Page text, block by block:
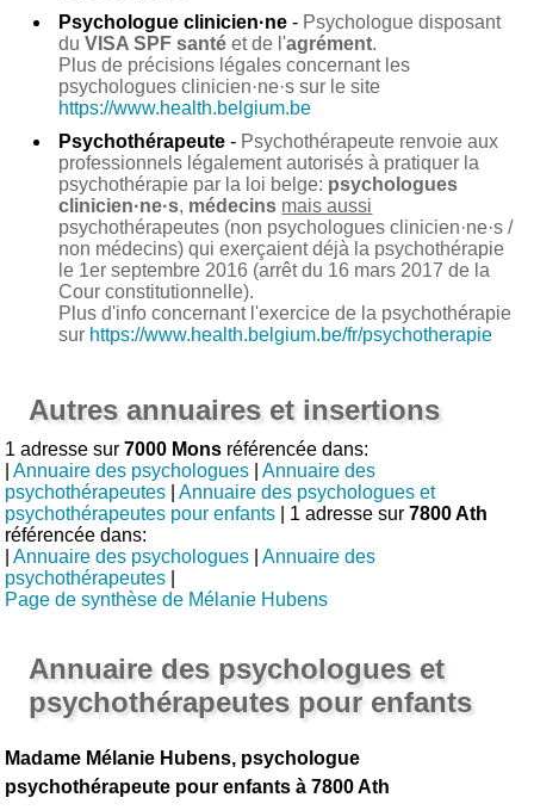
Psychologue clinicien·ne - Psychologue disposant
duVISA SPF santé et de l'agrément.
Plus de précisions légales concernant les
psychologues clinicien·ne·s sur le site
https://www.health.belgium.be
Psychothérapeute - Psychothérapeute renvoie aux
professionnels légalement autorisés à pratiquer la
psychothérapie par la loi belge: psychologues
clinicien·ne·s, médecins mais aussi
psychothérapeutes (non psychologues clinicien·ne·s /
non médecins) qui exerçaient déjà la psychothérapie
le 1er septembre 2016 (arrêt du 16 mars 2017 de la
Cour constitutionnelle).
Plus d'info concernant l'exercice de la psychothérapie
sur https://www.health.belgium.be/fr/psychotherapie
Autres annuaires et insertions
1 adresse sur7000 Mons référencée dans:
|Annuaire des psychologues |Annuaire des
psychothérapeutes |Annuaire des psychologues et
psychothérapeutes pour enfants | 1 adresse sur7800 Ath
référencée dans:
|Annuaire des psychologues |Annuaire des
psychothérapeutes
Page de synthèse de Mélanie Hubens
Annuaire des psychologues et
psychothérapeutes pour enfants
Madame Mélanie Hubens, psychologue
psychothérapeute pour enfants à 7800 Ath